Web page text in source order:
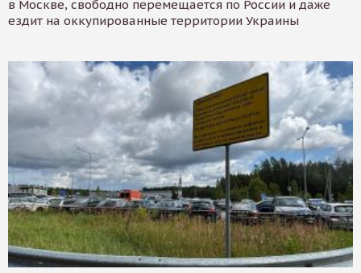
в Москве, свободно перемещается по России и даже
ездит на оккупированные территории Украины